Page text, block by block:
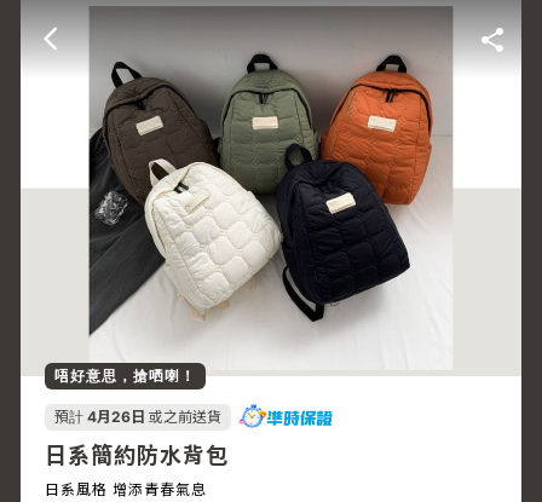
唔好意思，搶哂喇！
預計 4月26日 或之前送貨
日系簡約防水背包
日系風格 增添青春氣息